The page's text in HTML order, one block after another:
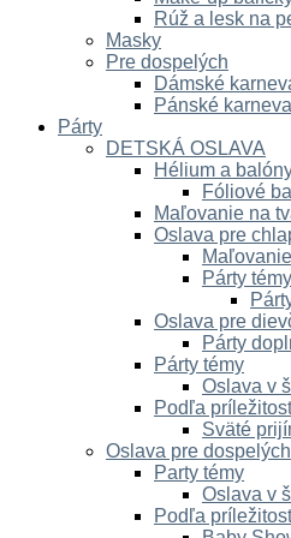
Rúž a lesk na
Masky
Pre dospelých
Dámské
Pánské
Párty
DETSKÁ OSLAVA
Hélium a
Fóliové
Maľovanie na
Oslava pre
Párty témy
Oslava pre
Párty
Párty témy
Oslava v
Podľa
Sväté
Oslava pre dospelých
Party témy
Oslava v
Podľa